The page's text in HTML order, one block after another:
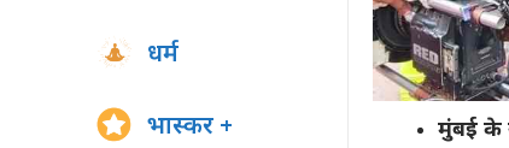
मुंबई के
धर्म
भास्कर +